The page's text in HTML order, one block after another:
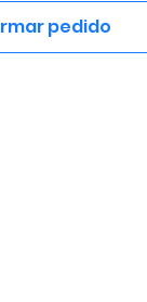
pedido